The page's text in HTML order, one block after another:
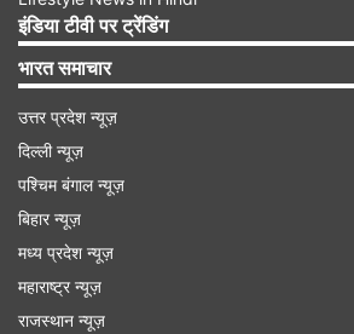
Advertisement
इंडिया टीवी पर ट्रेंडिंग
भारत समाचार
उत्तर प्रदेश न्यूज़
दिल्ली न्यूज़
पश्चिम बंगाल न्यूज़
बिहार न्यूज़
मध्य प्रदेश न्यूज़
महाराष्ट्र न्यूज़
राजस्थान न्यूज़